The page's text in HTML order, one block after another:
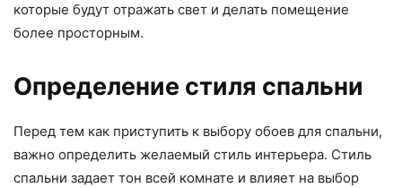
которые будут отражать свет и делать помещение
более просторным.
Определение стиля спальни
Перед тем как приступить к выбору обоев для спальни,
важно определить желаемый стиль интерьера. Стиль
спальни задает тон всей комнате и влияет на выбор